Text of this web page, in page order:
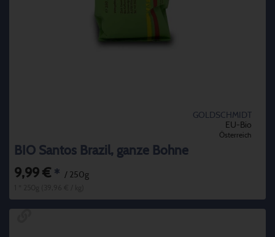
GOLDSCHMIDT
EU-Bio
Österreich
BIO Santos Brazil, ganze Bohne
9,99 € * / 250g